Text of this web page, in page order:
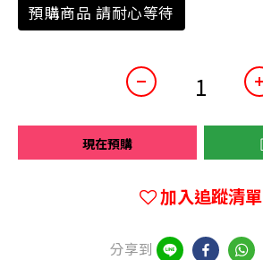
預購商品 請耐心等待
現在預購
加入追蹤清單
分享到